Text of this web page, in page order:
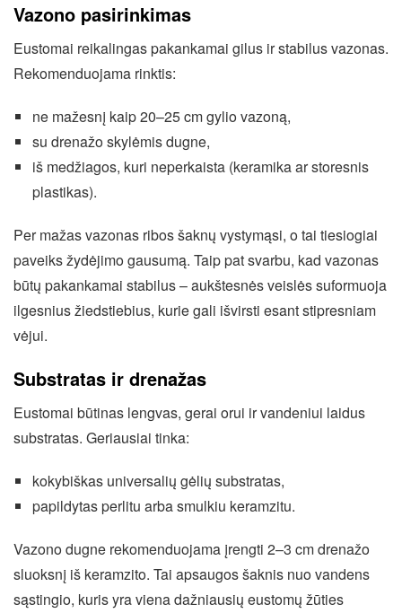
Vazono pasirinkimas
Eustomai reikalingas pakankamai gilus ir stabilus vazonas.
Rekomenduojama rinktis:
ne mažesnį kaip 20–25 cm gylio vazoną,
su drenažo skylėmis dugne,
iš medžiagos, kuri neperkaista (keramika ar storesnis
plastikas).
Per mažas vazonas ribos šaknų vystymąsi, o tai tiesiogiai
paveiks žydėjimo gausumą. Taip pat svarbu, kad vazonas
būtų pakankamai stabilus – aukštesnės veislės suformuoja
ilgesnius žiedstiebius, kurie gali išvirsti esant stipresniam
vėjui.
Substratas ir drenažas
Eustomai būtinas lengvas, gerai orui ir vandeniui laidus
substratas. Geriausiai tinka:
kokybiškas universalių gėlių substratas,
papildytas perlitu arba smulkiu keramzitu.
Vazono dugne rekomenduojama įrengti 2–3 cm drenažo
sluoksnį iš keramzito. Tai apsaugos šaknis nuo vandens
sąstingio, kuris yra viena dažniausių eustomų žūties